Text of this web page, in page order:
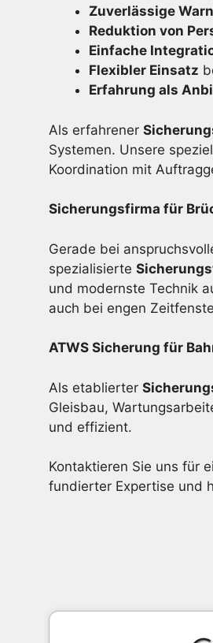
Zuverlässige
Reduktion von
Einfache
Flexibler Einsatz
Erfahrung als
Als erfahrener
Systemen. Unsere
Koordination mit
Sicherungsfirma für
Gerade bei
spezialisierte
und modernste Technik
auch bei engen
ATWS Sicherung für
Als etablierter
Gleisbau,
und effizient.
Kontaktieren Sie uns für
fundierter Expertise und